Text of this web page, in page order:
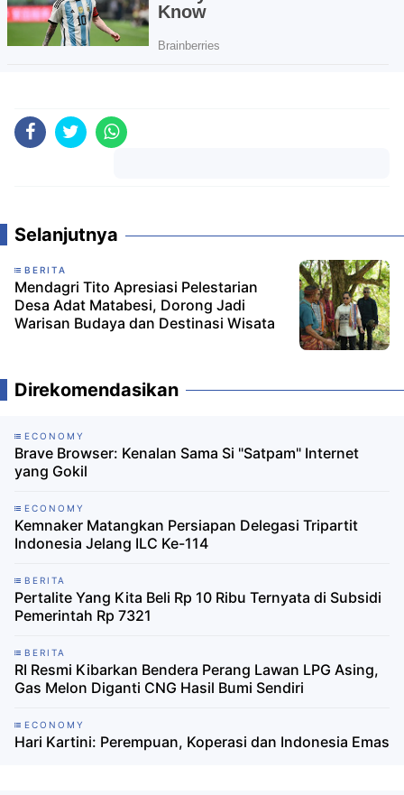
Selanjutnya
BERITA
Mendagri Tito Apresiasi Pelestarian
Desa Adat Matabesi, Dorong Jadi
Warisan Budaya dan Destinasi Wisata
Direkomendasikan
ECONOMY
Brave Browser: Kenalan Sama Si "Satpam" Internet
yang Gokil
ECONOMY
Kemnaker Matangkan Persiapan Delegasi Tripartit
Indonesia Jelang ILC Ke-114
BERITA
Pertalite Yang Kita Beli Rp 10 Ribu Ternyata di Subsidi
Pemerintah Rp 7321
BERITA
RI Resmi Kibarkan Bendera Perang Lawan LPG Asing,
Gas Melon Diganti CNG Hasil Bumi Sendiri
ECONOMY
Hari Kartini: Perempuan, Koperasi dan Indonesia Emas